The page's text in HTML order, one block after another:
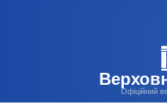
Офіційний